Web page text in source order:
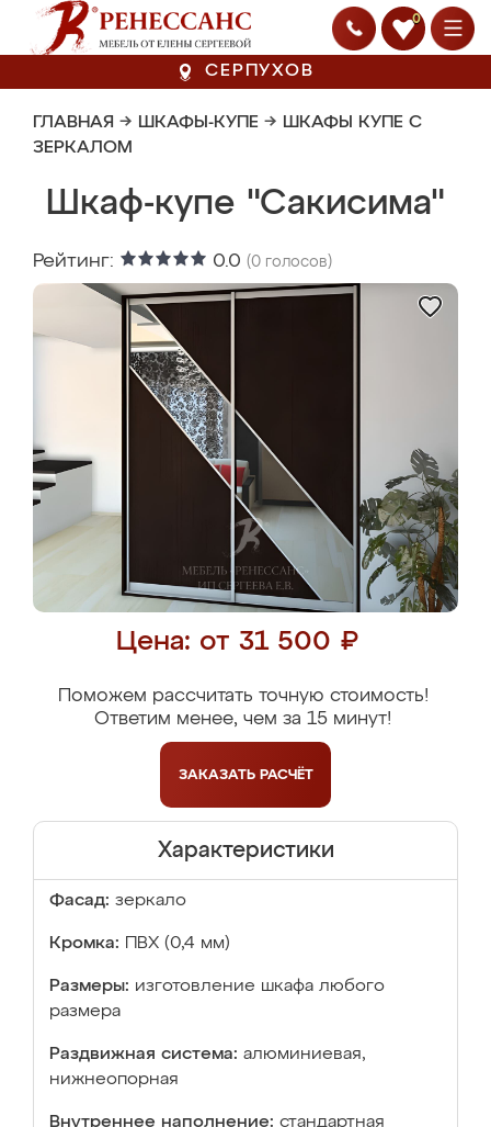
0
СЕРПУХОВ
ГЛАВНАЯ → ШКАФЫ-КУПЕ → ШКАФЫ КУПЕ С
ЗЕРКАЛОМ
Шкаф-купе "Сакисима"
Рейтинг: 0.0 (0 голосов)
Цена: от 31 500 ₽
Поможем рассчитать точную стоимость!
Ответим менее, чем за 15 минут!
ЗАКАЗАТЬ РАСЧЁТ
Характеристики
Фасад: зеркало
Кромка: ПВХ (0,4 мм)
Размеры: изготовление шкафа любого
размера
Раздвижная система: алюминиевая,
нижнеопорная
Внутреннее наполнение: стандартная